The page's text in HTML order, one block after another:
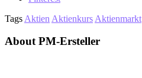
Tags Aktien Aktienkurs Aktienmarkt
About PM-Ersteller